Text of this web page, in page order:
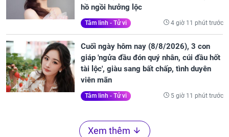
hồ ngồi hưởng lộc
Tâm linh - Tử vi 4 giờ 11 phút trước
Cuối ngày hôm nay (8/8/2026), 3 con
giáp 'ngửa đầu đón quý nhân, cúi đầu hốt
tài lộc', giàu sang bất chấp, tình duyên
viên mãn
Tâm linh - Tử vi 5 giờ 11 phút trước
Xem thêm